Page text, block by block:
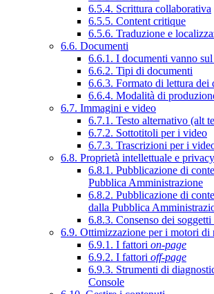
6.5.4. Scrittura collaborativa
6.5.5. Content critique
6.5.6. Traduzione e
6.6. Documenti
6.6.1. I documenti vanno
6.6.2. Tipi di documenti
6.6.3. Formato di lettura dei
6.6.4. Modalità di
6.7. Immagini e video
6.7.1. Testo alternativo (alt
6.7.2. Sottotitoli per i video
6.7.3. Trascrizioni per i
6.8. Proprietà intellettuale e privacy
6.8.1. Pubblicazione di
Pubblica Amministrazione
6.8.2. Pubblicazione di
dalla Pubblica
6.8.3. Consenso dei
6.9. Ottimizzazione per i motori di
6.9.1. I fattori on-page
6.9.2. I fattori off-page
6.9.3. Strumenti di
Console